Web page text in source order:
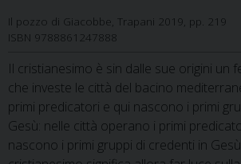
Il pozzo di Giacobbe, Trapani 2019, pp. 219
ISBN 9788861247888
Il cristianesimo è sin dalle sue origini un
che investe le città del bacino
primi predicatori e qui nascono i primi
Gesù: nelle città operano i primi
nascono i primi gruppi di credenti in